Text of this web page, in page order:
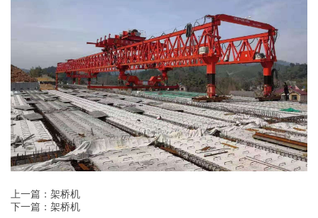
上一篇：架桥机
下一篇：架桥机